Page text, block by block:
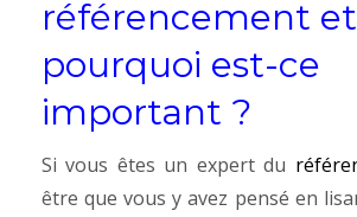
référencement et
pourquoi est-ce
important ?
Si vous êtes un expert du
être que vous y avez pensé en